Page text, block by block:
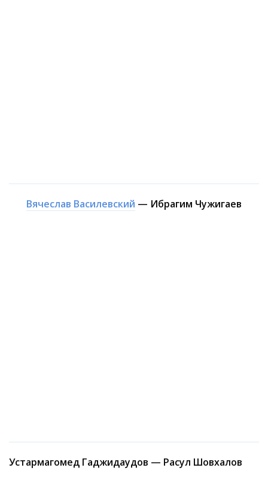
Вячеслав Василевский — Ибрагим Чужигаев
Устармагомед Гаджидаудов — Расул Шовхалов